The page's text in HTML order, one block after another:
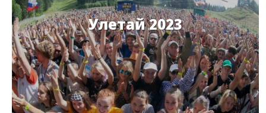
Улетай 2023